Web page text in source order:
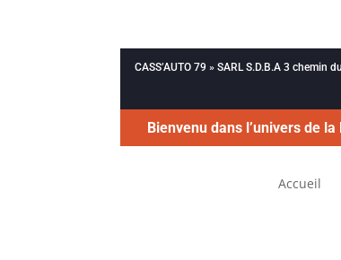
CASS’AUTO 79 » SARL S.D.B.A 3 chemin
Bienvenu dans l’univers de
Accueil